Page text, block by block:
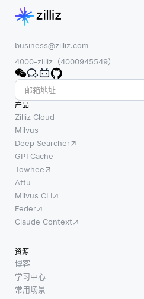
business@zilliz.com
4000-zilliz（4000945549）
产品
Zilliz Cloud
Milvus
Deep Searcher
GPTCache
Towhee
Attu
Milvus CLI
Feder
Claude Context
资源
博客
学习中心
常用场景